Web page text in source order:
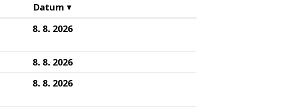
Datum
8. 8. 2026
8. 8. 2026
8. 8. 2026